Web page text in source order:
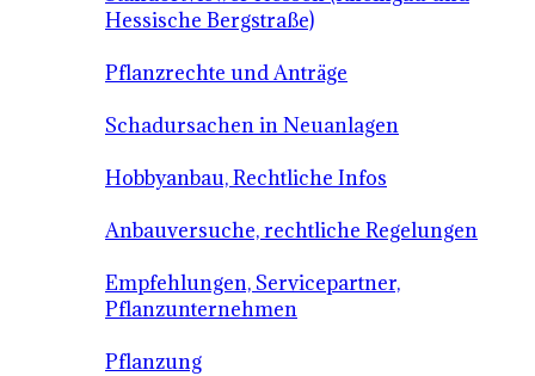
Hessische Bergstraße)
Pflanzrechte und Anträge
Schadursachen in Neuanlagen
Hobbyanbau, Rechtliche Infos
Anbauversuche, rechtliche Regelungen
Empfehlungen, Servicepartner,
Pflanzunternehmen
Pflanzung